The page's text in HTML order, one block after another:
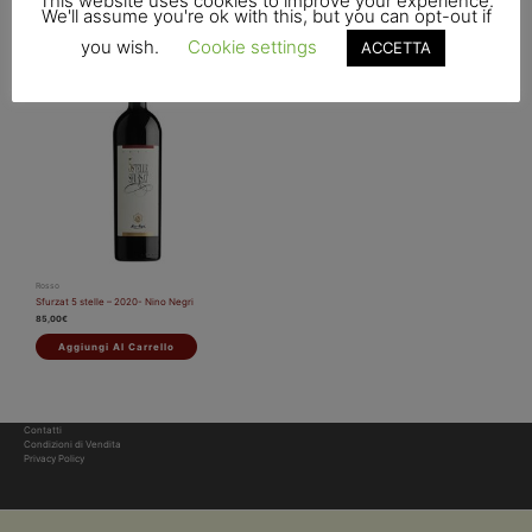
Rosso
Sfurzat 5 stelle – 2020- Nino Negri
85,00€
Aggiungi Al Carrello
Contatti
Condizioni di Vendita
Privacy Policy
We'll assume you're ok with this, but you can opt-out if
you wish.
Cookie settings ACCETTA